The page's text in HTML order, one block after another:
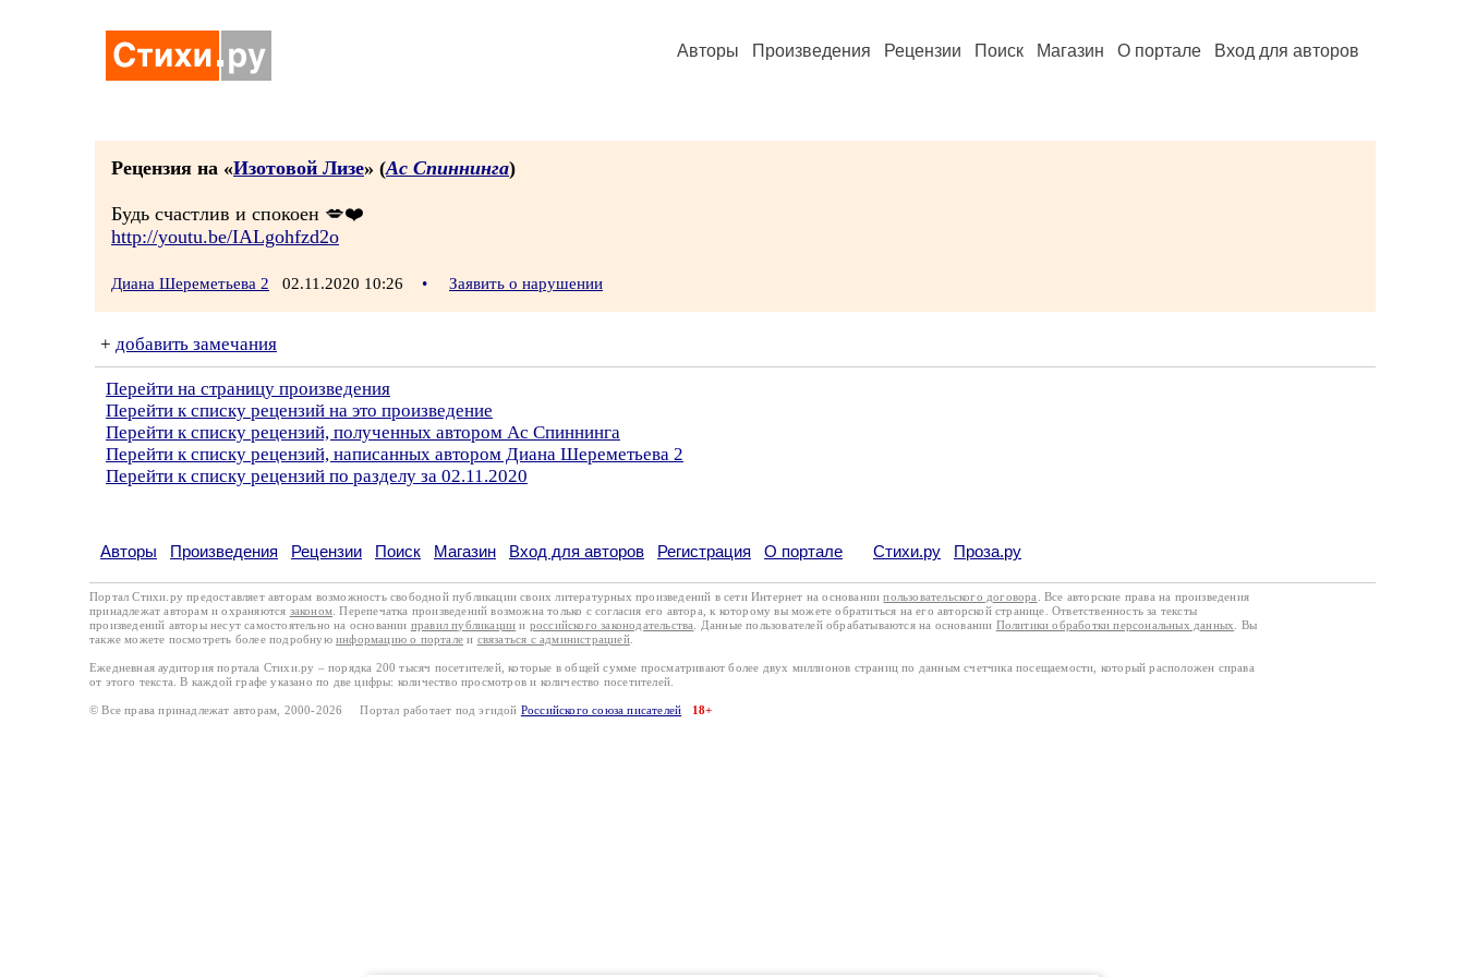
Авторы Произведения Рецензии Поиск Магазин О портале Вход для авторов
Рецензия на «Изотовой Лизе» (Ас Спиннинга)
Будь счастлив и спокоен 💋❤️
http://youtu.be/IALgohfzd2o
Диана Шереметьева 2 02.11.2020 10:26 • Заявить о нарушении
+ добавить замечания
Перейти на страницу произведения
Перейти к списку рецензий на это произведение
Перейти к списку рецензий, полученных автором Ас Спиннинга
Перейти к списку рецензий, написанных автором Диана Шереметьева 2
Перейти к списку рецензий по разделу за 02.11.2020
Авторы Произведения Рецензии Поиск Магазин Вход для авторов Регистрация О портале Стихи.ру Проза.ру
Портал Стихи.ру предоставляет авторам возможность свободной публикации своих литературных произведений в сети Интернет на основаниипользовательского договора
. Все авторские права на произведения
принадлежат авторам и охраняются законом . Перепечатка произведений возможна только с согласия его автора, к которому вы можете обратиться на его авторской странице. Ответственность за тексты
произведений авторы несут самостоятельно на основании правил публикации и российского законодательства . Данные пользователей обрабатываются на основании Политики обработки персональных данных
. Вы
также можете посмотреть более подробную информацию о портале и связаться с администрацией.
Ежедневная аудитория портала Стихи.ру – порядка 200 тысяч посетителей, которые в общей сумме просматривают более двух миллионов страниц по данным счетчика посещаемости, который расположен справа
от этого текста. В каждой графе указано по две цифры: количество просмотров и количество посетителей.
© Все права принадлежат авторам, 2000-2026 Портал работает под эгидой Российского союза писателей 18+